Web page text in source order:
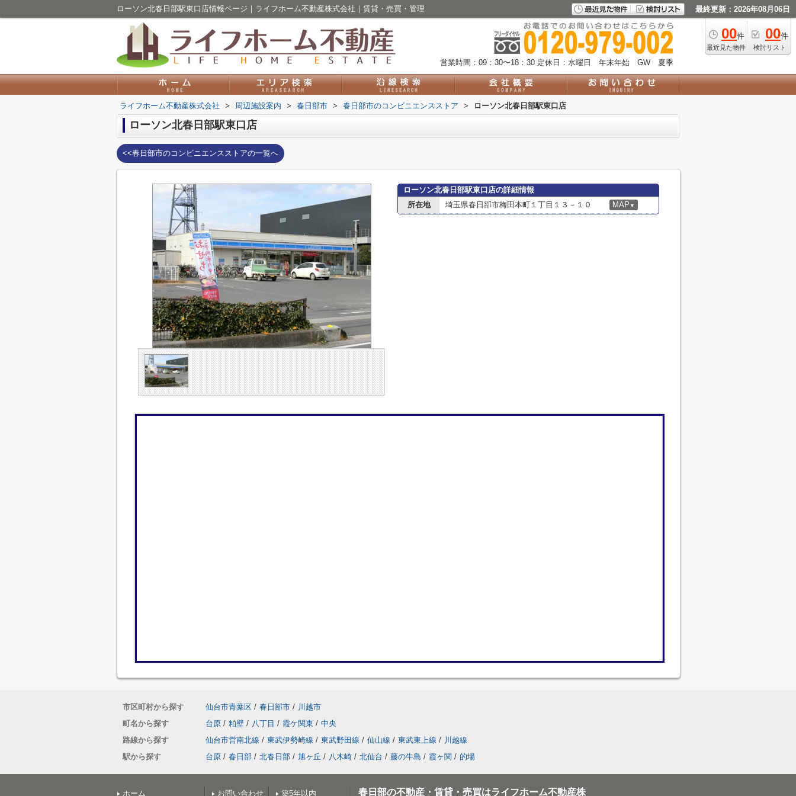
ローソン北春日部駅東口店情報ページ｜ライフホーム不動産株式会社｜賃貸・売買・管理 最終更新：2026年08月06日
00件
最近見た物件
00件
検討リスト
営業時間：09：30〜18：30 定休日：水曜日 年末年始 GW 夏季
ライフホーム不動産株式会社 > 周辺施設案内 > 春日部市 > 春日部市のコンビニエンスストア > ローソン北春日部駅東口店
ローソン北春日部駅東口店
<<春日部市のコンビニエンスストアの一覧へ
ローソン北春日部駅東口店の詳細情報
所在地
埼玉県春日部市梅田本町１丁目１３－１０ MAP ▼
市区町村から探す 仙台市青葉区 / 春日部市 / 川越市
町名から探す
台原 / 粕壁 / 八丁目 / 霞ケ関東 / 中央
路線から探す
仙台市営南北線 / 東武伊勢崎線 / 東武野田線 / 仙山線 / 東武東上線 / 川越線
駅から探す
台原 / 春日部 / 北春日部 / 旭ヶ丘 / 八木崎 / 北仙台 / 藤の牛島 / 霞ヶ関 / 的場
ホーム お問い合わせ 築5年以内 春日部の不動産・賃貸・売買はライフホーム不動産株